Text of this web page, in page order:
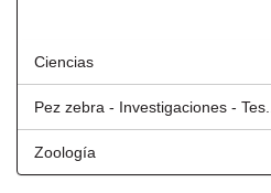
Ciencias
Pez zebra - Investigaciones - Tes...
Zoología